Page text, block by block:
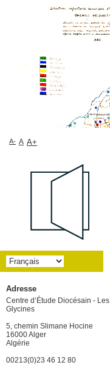
A- A A+
Adresse
Centre d’Étude Diocésain - Les
Glycines
5, chemin Slimane Hocine
16000 Alger
Algérie
00213(0)23 46 12 80